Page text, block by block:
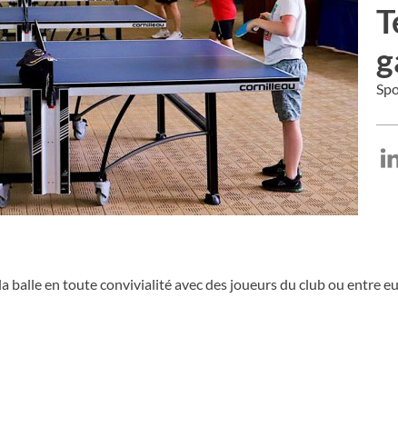
sur Facebook
sur X
en toute convivialité avec des joueurs du club ou entre